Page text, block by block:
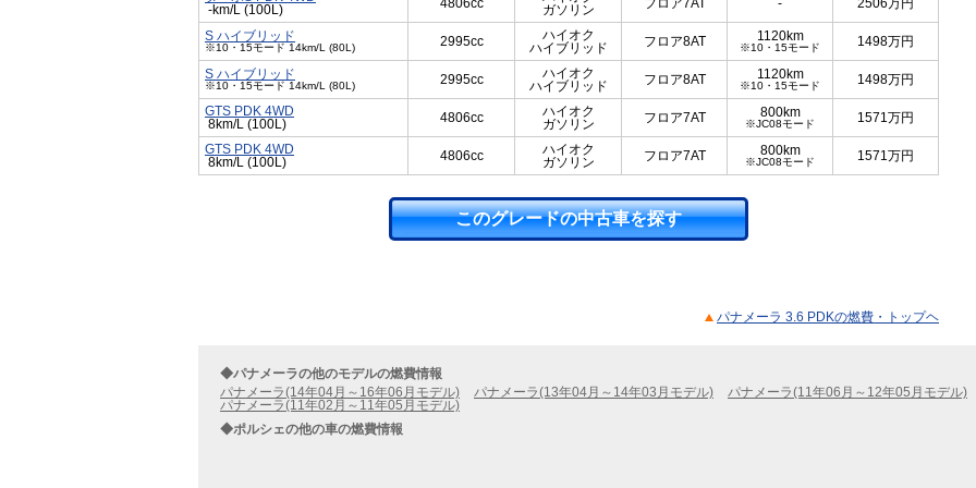
-km/L (100L)
4806cc
ガソリン
フロア7AT - 2506万円
S ハイブリッド
※10・15モード 14km/L (80L) 2995cc
ハイオク
ハイブリッド
フロア8AT 1120km
※10・15モード 1498万円
S ハイブリッド
※10・15モード 14km/L (80L) 2995cc
ハイオク
ハイブリッド
フロア8AT 1120km
※10・15モード 1498万円
GTS PDK 4WD
8km/L (100L)
4806cc
ハイオク
ガソリン
フロア7AT 800km
※JC08モード 1571万円
GTS PDK 4WD
8km/L (100L)
4806cc
ハイオク
ガソリン
フロア7AT 800km
※JC08モード 1571万円
このグレードの中古車を探す
パナメーラ 3.6 PDKの燃費・トップヘ
◆パナメーラの他のモデルの燃費情報
パナメーラ(14年04月～16年06月モデル)
パナメーラ(13年04月～14年03月モデル) パナメーラ(11年06月～12年05月モデル)
パナメーラ(11年02月～11年05月モデル)
◆ポルシェの他の車の燃費情報